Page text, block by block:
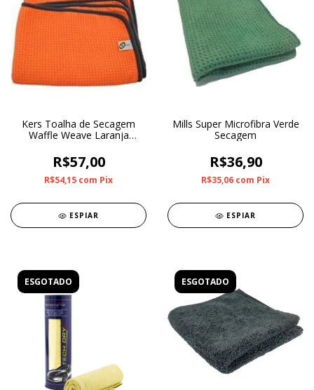
Kers Toalha de Secagem
Waffle Weave Laranja
R$57,00
R$54,15 com Pix
ESPIAR
Mills Super Microfibra Verde
Secagem
R$36,90
R$35,06 com Pix
ESPIAR
ESGOTADO ESGOTADO